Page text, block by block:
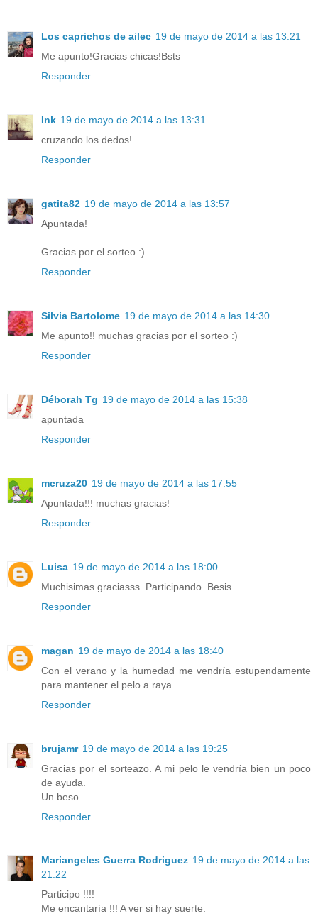
Los caprichos de ailec 19 de mayo de 2014 a las 13:21
Me apunto!Gracias chicas!Bsts
Responder
Ink 19 de mayo de 2014 a las 13:31
cruzando los dedos!
Responder
gatita82 19 de mayo de 2014 a las 13:57
Apuntada!
Gracias por el sorteo :)
Responder
Silvia Bartolome 19 de mayo de 2014 a las 14:30
Me apunto!! muchas gracias por el sorteo :)
Responder
Déborah Tg 19 de mayo de 2014 a las 15:38
apuntada
Responder
mcruza20 19 de mayo de 2014 a las 17:55
Apuntada!!! muchas gracias!
Responder
Luisa 19 de mayo de 2014 a las 18:00
Muchisimas graciasss. Participando. Besis
Responder
magan 19 de mayo de 2014 a las 18:40
Con el verano y la humedad me vendría estupendamente
para mantener el pelo a raya.
Responder
brujamr 19 de mayo de 2014 a las 19:25
Gracias por el sorteazo. A mi pelo le vendría bien un poco
de ayuda.
Un beso
Responder
Mariangeles Guerra Rodriguez 19 de mayo de 2014 a las
21:22
Participo !!!!
Me encantaría !!! A ver si hay suerte.